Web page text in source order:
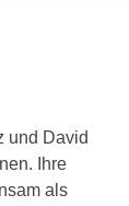
und David
Ihre
als